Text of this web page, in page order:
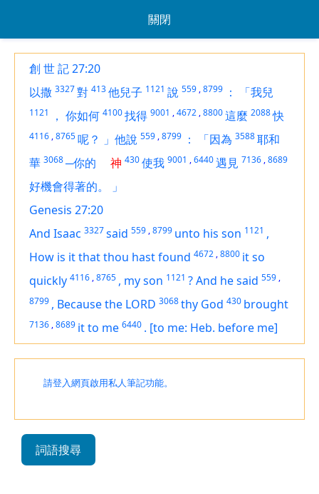
關閉
創 世 記 27:20
以撒 3327對 413他兒子 1121 說 559 ,8799 ： 「我兒
1121 ， 你如何 4100找得 9001 ,4672 ,8800這麼 2088快
4116 ,8765呢？ 」他說 559 ,8799 ： 「因為 3588耶和
華 3068─你的 神 430使我 9001 ,6440遇見 7136 ,8689
好機會得著的。
」
Genesis 27:20
And Isaac 3327said 559 ,8799 unto his son 1121 ,
How is itthat thou hast found 4672 ,8800 itso
quickly 4116 ,8765 , my son 1121 ?And he said 559 ,
8799 , Because the LORD 3068thy God 430 brought
7136 ,8689 itto me 6440 . [to me: Heb. before me]
請登入網頁啟用私人筆記功能。
詞語搜尋